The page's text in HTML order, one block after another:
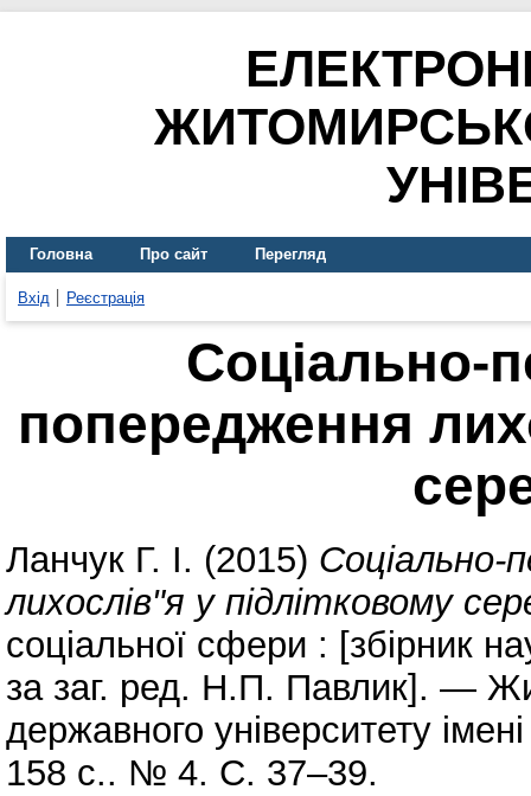
Головна Про сайт Перегляд
Вхід Реєстрація
Соціально-
попередження
Ланчук Г. І. (2015) Соціально-
лихослів"я у підлітковому
соціальної сфери : [збірник
за заг. ред. Н.П. Павлик]. —
державного університету
158 с.. № 4. С. 37–39.